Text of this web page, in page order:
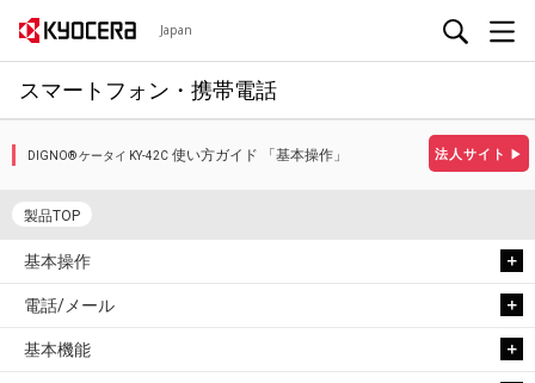
Japan
スマートフォン・携帯電話
法人サイト ▶
DIGNO® ケータイ KY-42C 使い方ガイド 「基本操作」
製品TOP
基本操作
電話/メール
基本機能